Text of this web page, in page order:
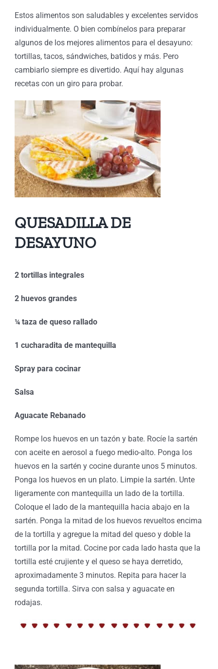
Estos alimentos son saludables y excelentes servidos
individualmente. O bien combínelos para preparar
algunos de los mejores alimentos para el desayuno:
tortillas, tacos, sándwiches, batidos y más. Pero
cambiarlo siempre es divertido. Aquí hay algunas
recetas con un giro para probar.
QUESADILLA DE
DESAYUNO
2 tortillas integrales
2 huevos grandes
¼ taza de queso rallado
1 cucharadita de mantequilla
Spray para cocinar
Salsa
Aguacate Rebanado
Rompe los huevos en un tazón y bate. Rocíe la sartén
con aceite en aerosol a fuego medio-alto. Ponga los
huevos en la sartén y cocine durante unos 5 minutos.
Ponga los huevos en un plato. Limpie la sartén. Unte
ligeramente con mantequilla un lado de la tortilla.
Coloque el lado de la mantequilla hacia abajo en la
sartén. Ponga la mitad de los huevos revueltos encima
de la tortilla y agregue la mitad del queso y doble la
tortilla por la mitad. Cocine por cada lado hasta que la
tortilla esté crujiente y el queso se haya derretido,
aproximadamente 3 minutos. Repita para hacer la
segunda tortilla. Sirva con salsa y aguacate en
rodajas.